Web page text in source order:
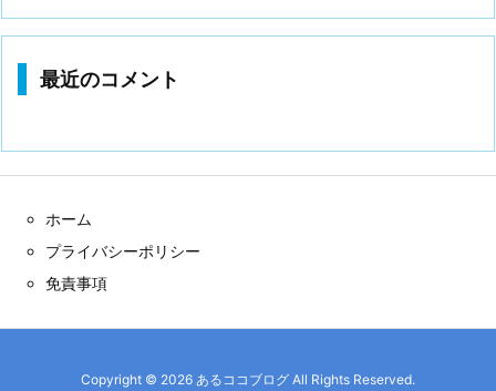
最近のコメント
ホーム
プライバシーポリシー
免責事項
Copyright © 2026 あるココブログ All Rights Reserved.